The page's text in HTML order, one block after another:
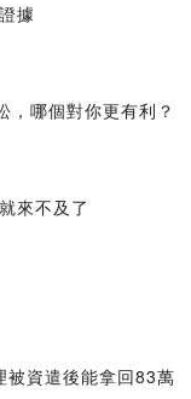
據
，哪個對你更有利？
來不及了
資遣後能拿回83萬